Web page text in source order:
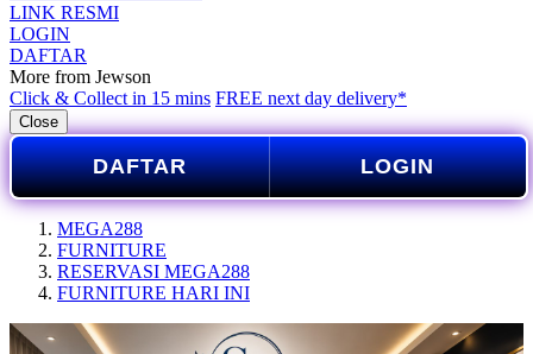
LINK RESMI
LOGIN
DAFTAR
More from Jewson
Click & Collect in 15 mins FREE next day delivery*
Close
DAFTAR LOGIN
MEGA288
FURNITURE
RESERVASI MEGA288
FURNITURE HARI INI